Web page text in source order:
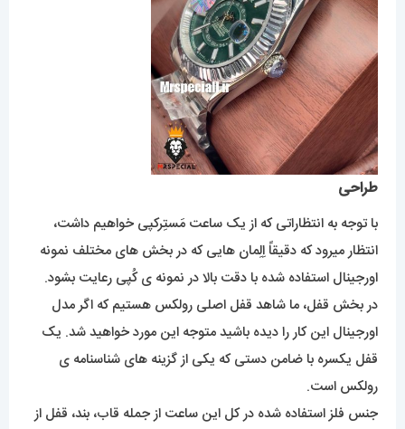
طراحی
با توجه به انتظاراتی که از یک ساعت مَستِرکپی خواهیم داشت،
انتظار میرود که دقیقاً اِلِمان هایی که در بخش های مختلف نمونه
اورجینال استفاده شده با دقت بالا در نمونه ی کُپی رعایت بشود.
در بخش قفل، ما شاهد قفل اصلی رولکس هستیم که اگر مدل
اورجینال این کار را دیده باشید متوجه این مورد خواهید شد. یک
قفل یکسره با ضامن دستی که یکی از گزینه های شناسنامه ی
رولکس است.
جنس فلز استفاده شده در کل این ساعت از جمله قاب، بند، قفل از